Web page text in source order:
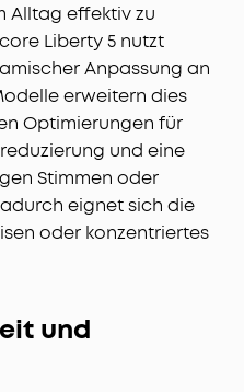
Alltag effektiv zu
Liberty 5 nutzt
Anpassung an
erweitern dies
Optimierungen für
und eine
Stimmen oder
eignet sich die
oder konzentriertes
und